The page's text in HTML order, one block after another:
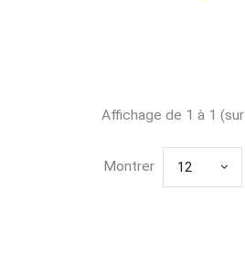
Affichage de 1 à 1 (sur
Montrer 12